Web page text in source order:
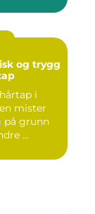
i
mister
på grunn
...